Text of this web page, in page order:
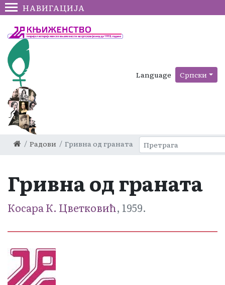
НАВИГАЦИЈА
Language Српски
Радови Гривна од граната
Гривна од граната
Косара К. Цветковић, 1959.